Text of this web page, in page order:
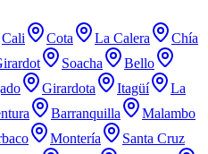
Cali Cota La Calera
Chía
Soacha
Bello
Girardota Itagüí
La
Barranquilla
Malambo
Montería
Santa Cruz